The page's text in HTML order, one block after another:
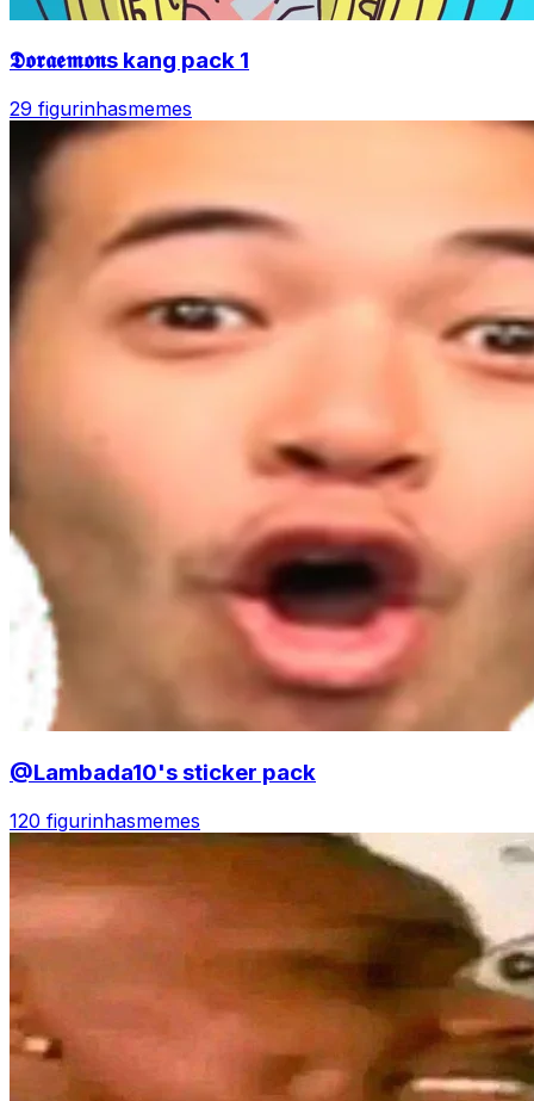
𝕯𝖔𝖗𝖆𝖊𝖒𝖔𝖓s kang pack 1
29 figurinhasmemes
@Lambada10's sticker pack
120 figurinhasmemes